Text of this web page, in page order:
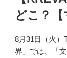
どこ？【
8月31日（火）
界」では、「